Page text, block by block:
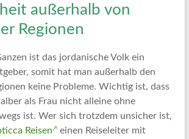
außerhalb von
Regionen
ist das jordanische Volk ein
somit hat man außerhalb den
keine Probleme. Wichtig ist, dass
als Frau nicht alleine ohne
ist. Wer sich trotzdem unsicher ist,
Reisen
einen Reiseleiter mit